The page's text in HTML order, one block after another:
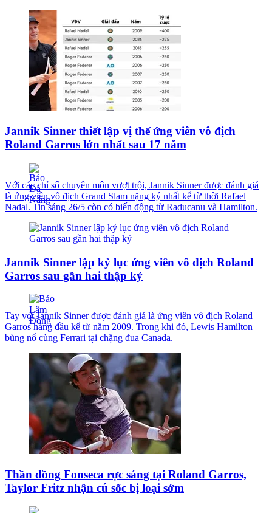
Jannik Sinner thiết lập vị thế ứng viên vô địch
Roland Garros lớn nhất sau 17 năm
Với các chỉ số chuyên môn vượt trội, Jannik Sinner được đánh giá
là ứng viên vô địch Grand Slam nặng ký nhất kể từ thời Rafael
Nadal. Tin sáng 26/5 còn có biến động từ Raducanu và Hamilton.
Jannik Sinner lập kỷ lục ứng viên vô địch Roland
Garros sau gần hai thập kỷ
Tay vợt Jannik Sinner được đánh giá là ứng viên vô địch Roland
Garros hàng đầu kể từ năm 2009. Trong khi đó, Lewis Hamilton
bùng nổ cùng Ferrari tại chặng đua Canada.
Thần đồng Fonseca rực sáng tại Roland Garros,
Taylor Fritz nhận cú sốc bị loại sớm